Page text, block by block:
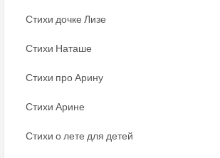
Стихи дочке Лизе
Стихи Наташе
Стихи про Арину
Стихи Арине
Стихи о лете для детей